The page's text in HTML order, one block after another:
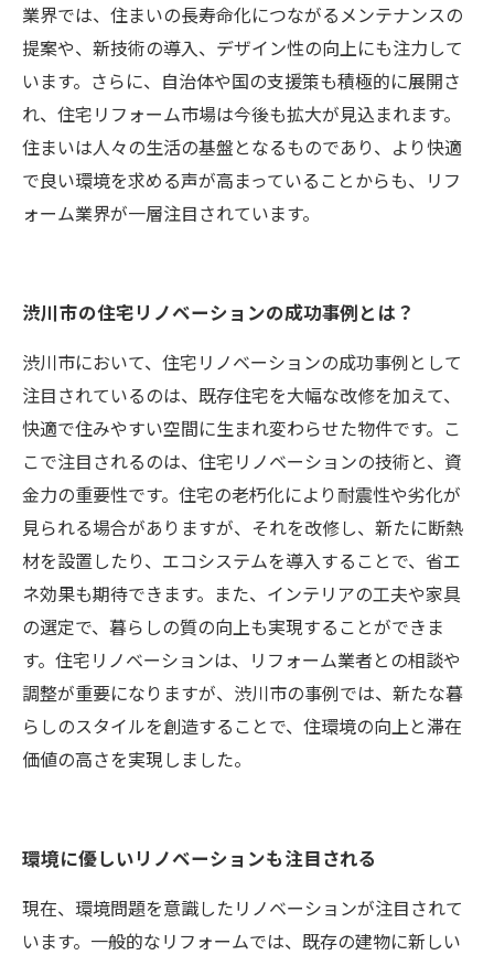
業界では、住まいの長寿命化につながるメンテナンスの
提案や、新技術の導入、デザイン性の向上にも注力して
います。さらに、自治体や国の支援策も積極的に展開さ
れ、住宅リフォーム市場は今後も拡大が見込まれます。
住まいは人々の生活の基盤となるものであり、より快適
で良い環境を求める声が高まっていることからも、リフ
ォーム業界が一層注目されています。
渋川市の住宅リノベーションの成功事例とは？
渋川市において、住宅リノベーションの成功事例として
注目されているのは、既存住宅を大幅な改修を加えて、
快適で住みやすい空間に生まれ変わらせた物件です。こ
こで注目されるのは、住宅リノベーションの技術と、資
金力の重要性です。住宅の老朽化により耐震性や劣化が
見られる場合がありますが、それを改修し、新たに断熱
材を設置したり、エコシステムを導入することで、省エ
ネ効果も期待できます。また、インテリアの工夫や家具
の選定で、暮らしの質の向上も実現することができま
す。住宅リノベーションは、リフォーム業者との相談や
調整が重要になりますが、渋川市の事例では、新たな暮
らしのスタイルを創造することで、住環境の向上と滞在
価値の高さを実現しました。
環境に優しいリノベーションも注目される
現在、環境問題を意識したリノベーションが注目されて
います。一般的なリフォームでは、既存の建物に新しい